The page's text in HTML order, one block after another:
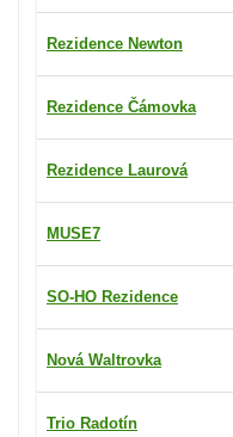
Rezidence Newton
Rezidence Čámovka
Rezidence Laurová
MUSE7
SO-HO Rezidence
Nová Waltrovka
Trio Radotín